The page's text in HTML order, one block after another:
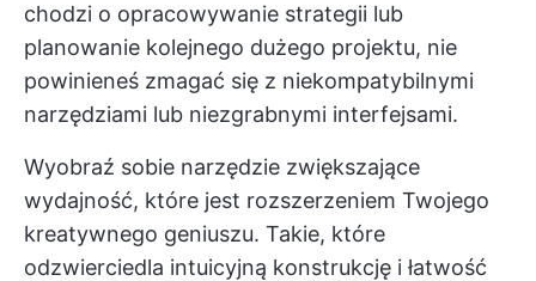
chodzi o opracowywanie strategii lub
planowanie kolejnego dużego projektu, nie
powinieneś zmagać się z niekompatybilnymi
narzędziami lub niezgrabnymi interfejsami.
Wyobraź sobie narzędzie zwiększające
wydajność, które jest rozszerzeniem Twojego
kreatywnego geniuszu. Takie, które
odzwierciedla intuicyjną konstrukcję i łatwość